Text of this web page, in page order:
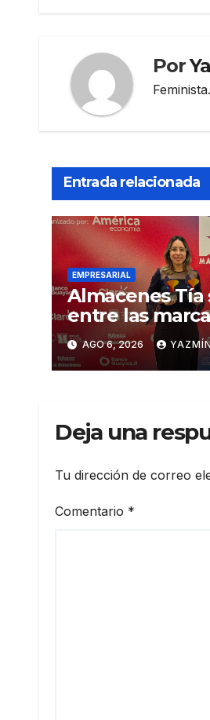
Por
Entrada relacionada
EMPRESARIAL
Almacenes Tía
entre las
influyentes del
AGO 6, 2026
Deja una
Tu dirección de correo
Comentario *